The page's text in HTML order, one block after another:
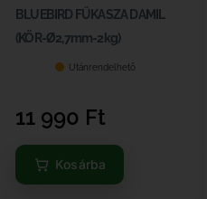
BLUEBIRD FŰKASZA DAMIL
(KÖR-Ø2,7mm-2kg)
Utánrendelhető
11 990 Ft
Kosárba